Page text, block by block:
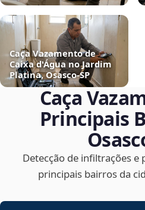
Caça Vazamento de
Caixa d'Água no Jardim
Platina, Osasco‑SP
Caça
Principais
Detecção de infiltrações e
principais bairros da